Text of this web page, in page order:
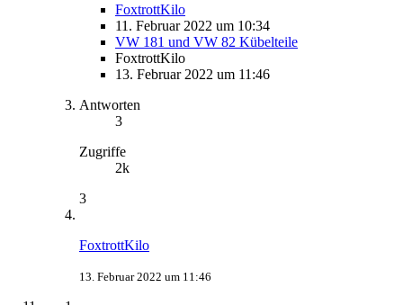
FoxtrottKilo
11. Februar 2022 um 10:34
VW 181 und VW 82 Kübelteile
FoxtrottKilo
13. Februar 2022 um 11:46
Antworten
3
Zugriffe
2k
3
FoxtrottKilo
13. Februar 2022 um 11:46